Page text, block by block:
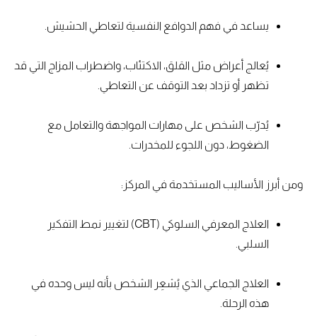
يساعد في فهم الدوافع النفسية لتعاطي الحشيش.
يُعالج أعراض مثل القلق، الاكتئاب، واضطراب المزاج التي قد
تظهر أو تزداد بعد التوقف عن التعاطي.
يُدرّب الشخص على مهارات المواجهة والتعامل مع
الضغوط، دون اللجوء للمخدرات.
ومن أبرز الأساليب المستخدمة في المركز:
العلاج المعرفي السلوكي (CBT) لتغيير نمط التفكير
السلبي.
العلاج الجماعي الذي يُشعِر الشخص بأنه ليس وحده في
هذه الرحلة.